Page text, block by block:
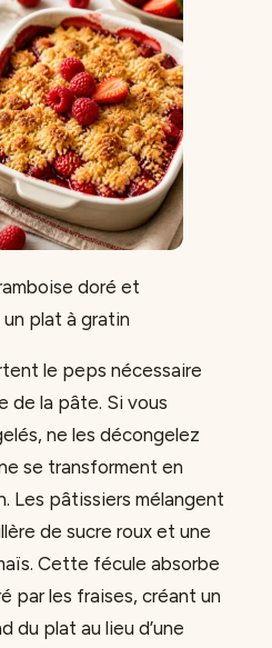
doré et
plat à gratin
le peps nécessaire
de la pâte. Si vous
ne les décongelez
se transforment en
Les pâtissiers mélangent
de sucre roux et une
Cette fécule absorbe
par les fraises, créant un
du plat au lieu d’une